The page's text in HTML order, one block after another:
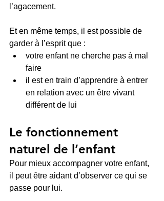
l’agacement.
Et en même temps, il est possible de
garder à l’esprit que :
votre enfant ne cherche pas à mal
faire
il est en train d’apprendre à entrer
en relation avec un être vivant
différent de lui
Le fonctionnement
naturel de l’enfant
Pour mieux accompagner votre enfant,
il peut être aidant d’observer ce qui se
passe pour lui.